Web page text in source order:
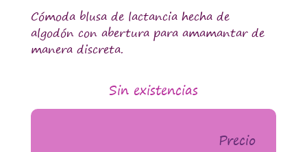
Cómoda blusa de lactancia hecha de
algodón con abertura para amamantar de
manera discreta.
Sin existencias
Precio